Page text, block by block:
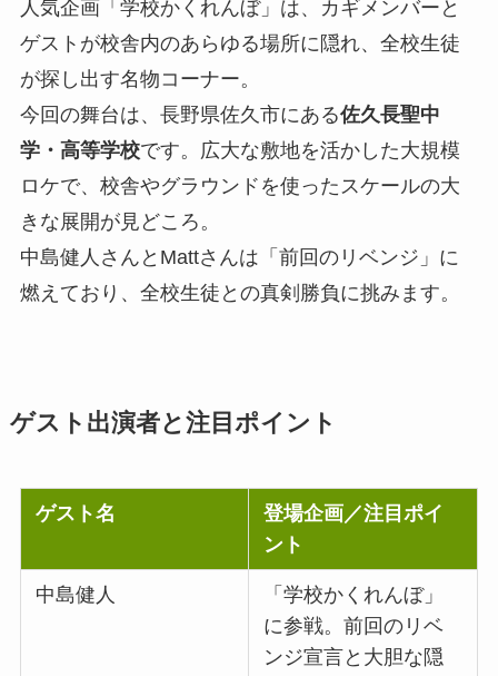
人気企画「学校かくれんぼ」は、カギメンバーと
ゲストが校舎内のあらゆる場所に隠れ、全校生徒
が探し出す名物コーナー。
今回の舞台は、長野県佐久市にある佐久長聖中
学・高等学校です。広大な敷地を活かした大規模
ロケで、校舎やグラウンドを使ったスケールの大
きな展開が見どころ。
中島健人さんとMattさんは「前回のリベンジ」に
燃えており、全校生徒との真剣勝負に挑みます。
ゲスト出演者と注目ポイント
ゲスト名
登場企画／注目ポイ
ント
中島健人
「学校かくれんぼ」
に参戦。前回のリベ
ンジ宣言と大胆な隠